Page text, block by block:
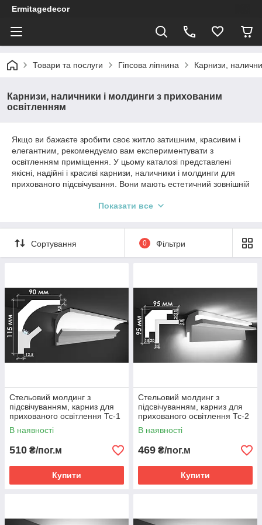
Ermitagedecor
Товари та послуги Гіпсова ліпнина Карнизи,
Карнизи, наличники і молдинги з прихованим
освітленням
Якщо ви бажаєте зробити своє житло затишним, красивим і
елегантним, рекомендуємо вам експериментувати з
освітленням приміщення. У цьому каталозі представлені
якісні, надійні і красиві карнизи, наличники і молдинги для
прихованого підсвічування. Вони мають естетичний зовнішній
інтер'єру. Крім того, всі вони виготовлені з високоякісного
і витривалість до будь-яких впливів факторів зовнішнього
середовища. Додатковим бонусом стане доступна для
кожного ціна.
молдингів для підсвічування
Представлені в цьому розділі карнизи, молдинги і наличники
для прихованого освітлення наділені цілим рядом важливих
переваг, серед яких окремо слід виділити такі моменти:
просторою;
всі представлені елементи прекрасно підходять для
монтажу в гіпсокартонні системи;
з допомогою таких виробів ви не тільки зможете
розмістити додаткове освітлення, але і приховати стики
Показати все
Сортування 0 Фільтри
Стельовий молдинг з
підсвічуванням, карниз для
прихованого освітлення Тс-1
В наявності
510 ₴/пог.м
Купити
Стельовий молдинг з
підсвічуванням, карниз для
прихованого освітлення Тс-2
В наявності
469 ₴/пог.м
Купити